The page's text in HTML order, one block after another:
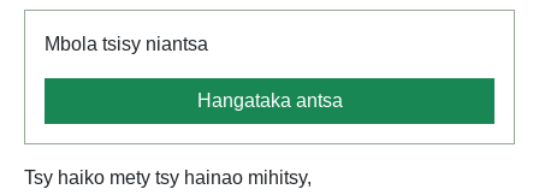
Mbola tsisy niantsa
Hangataka antsa
Tsy haiko mety tsy hainao mihitsy,